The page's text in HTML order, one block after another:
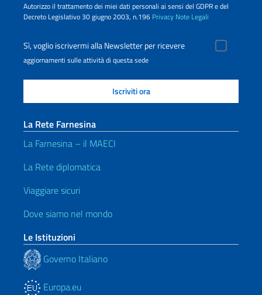
Autorizzo il trattamento dei miei dati personali ai sensi del GDPR e del
Decreto Legislativo 30 giugno 2003, n.196 Privacy Note Legali
Sì, voglio iscrivermi alla Newsletter per ricevere
aggiornamenti sulle attività di questa sede
La Rete Farnesina
La Farnesina – il MAECI
La Rete diplomatica
Viaggiare sicuri
Dove siamo nel mondo
Le Istituzioni
Governo Italiano
Europa.eu